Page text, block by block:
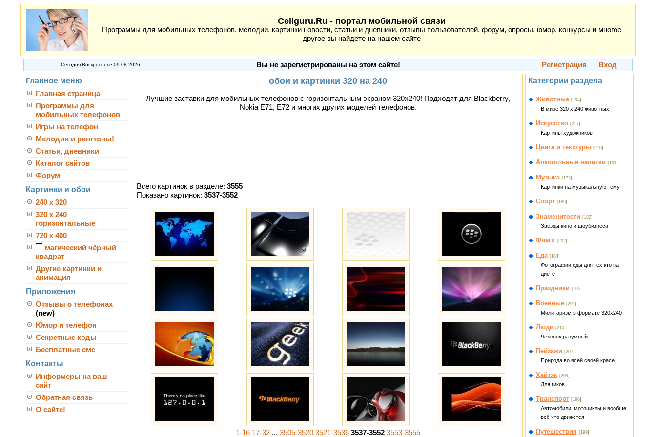
Cellguru.Ru - портал мобильной связи
Программы для мобильных телефонов, мелодии, картинки новости, статьи и дневники, отзывы пользователей, форум, опросы, юмор, конкурсы и многое
другое вы найдете на нашем сайте
Сегодня Воскресенье 09-08-2026 Вы не зарегистрированы на этом сайте! Регистрация Вход
Главное меню
Главная страница
Программы для
мобильных телефонов
Игры на телефон
Мелодии и рингтоны!
Статьи, дневники
Каталог сайтов
Форум
Картинки и обои
240 x 320
320 x 240
горизонтальные
720 x 400
магический чёрный
квадрат
Другие картинки и
анимация
Приложения
Отзывы о телефонах
(new)
Юмор и телефон
Секретные коды
Бесплатные смс
Контакты
Информеры на ваш
сайт
Обратная связь
О сайте!
обои и картинки 320 на 240
Лучшие заставки для мобильных телефонов с горизонтальным экраном 320x240! Подходят для Blackberry,
Nokia E71, E72 и многих других моделей телефонов.
Всего картинок в разделе: 3555
Показано картинок: 3537-3552
1-16 17-32 ... 3505-3520 3521-3536 3537-3552 3553-3555
Категории раздела
Животные [194]
В мире 320 x 240 животных.
Искусство [217]
Картины художников
Цвета и текстуры [210]
Алкогольные напитки [193]
Музыка [173]
Картинки на музыкальную тему
Спорт [189]
Знаменитости [182]
Звёзды кино и шоубизнеса
Флаги [202]
Еда [184]
Фотографии еды для тех кто на
диете
Праздники [195]
Военные [201]
Милитаризм в формате 320x240
Люди [210]
Человек разумный
Пейзажи [207]
Природа во всей своей красе
Хайтэк [209]
Для гиков
Транспорт [198]
Автомобили, мотоциклы и вообще
всё что движется.
Путешествия [199]